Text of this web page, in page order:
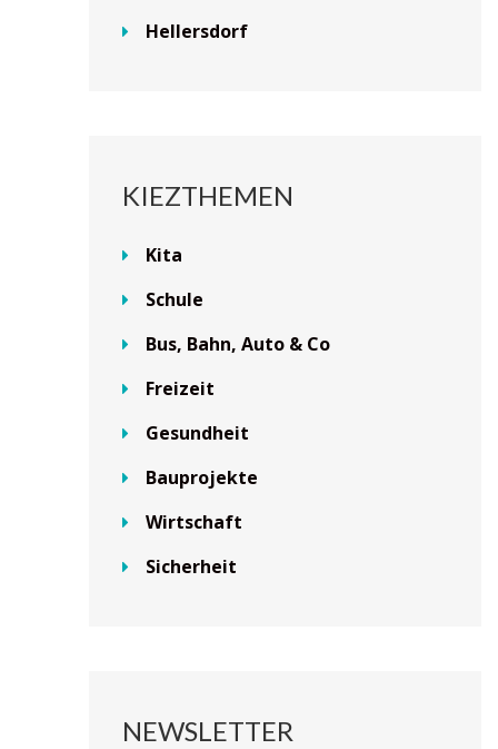
Hellersdorf
KIEZTHEMEN
Kita
Schule
Bus, Bahn, Auto & Co
Freizeit
Gesundheit
Bauprojekte
Wirtschaft
Sicherheit
NEWSLETTER